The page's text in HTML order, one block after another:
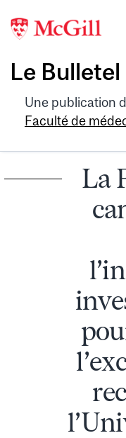
Le Bulletel
Une publication
Faculté de
La